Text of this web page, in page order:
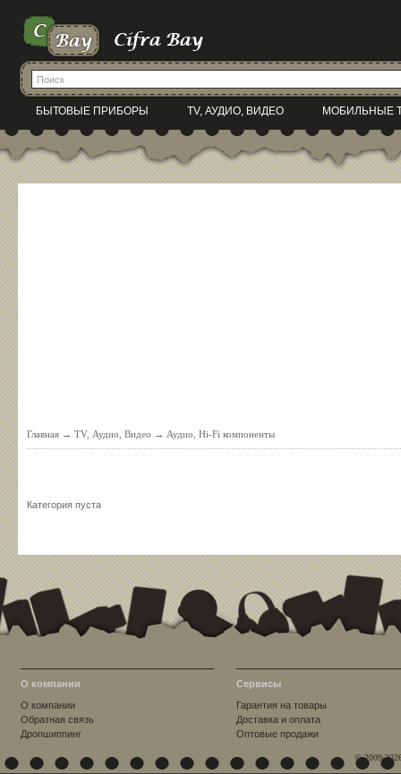
БЫТОВЫЕ ПРИБОРЫ TV, АУДИО, ВИДЕО МОБИЛЬНЫЕ
Главная → TV, Аудио, Видео → Аудио, Hi-Fi компоненты
Категория пуста
О компании
О компании
Обратная связь
Дропшиппинг
Сервисы
Гарантия на товары
Доставка и оплата
Оптовые продажи
© 2009-